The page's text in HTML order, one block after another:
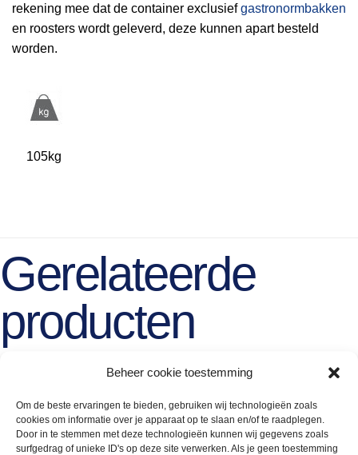
Beheer cookie toestemming
Om de beste ervaringen te bieden, gebruiken wij technologieën zoals
cookies om informatie over je apparaat op te slaan en/of te raadplegen.
Door in te stemmen met deze technologieën kunnen wij gegevens zoals
surfgedrag of unieke ID's op deze site verwerken. Als je geen toestemming
rekening mee dat de container exclusiefgastronormbakken
en roosters wordt geleverd, deze kunnen apart besteld
worden.
105kg
Gerelateerde
producten